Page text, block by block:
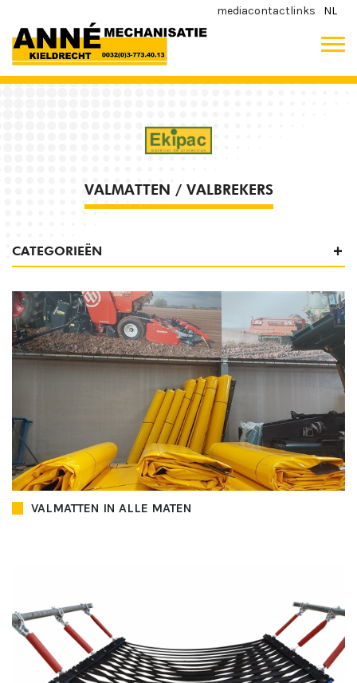
mediacontactlinks NL
VALMATTEN / VALBREKERS
CATEGORIEËN
VALMATTEN IN ALLE MATEN